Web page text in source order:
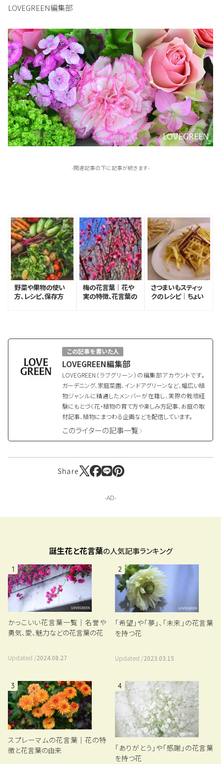
LOVEGREEN編集部
-関連記事の下に記事が続きます-
野菜や果物の使い
方、レシピ、保存方
梅の花言葉｜花や
実の特徴、花言葉の
さつまいもスティッ
クのレシピ｜ちょい
この記事を書いた人
LOVEGREEN編集部
LOVEGREEN（ラブグリーン）の編集部アカウントです。
ガーデニング、家庭菜園、インドアグリーンなど、幅広い植
物ジャンルに精通したメンバーが在籍し、実際の栽培経
験にもとづく花・植物の育て方や楽しみ方記事、お庭の取
材記事、植物にまつわる企画などを配信しています。
このライターの記事一覧
Share
誕生花と花言葉の人気記事ランキング
1
かっこいい花言葉一覧｜名誉や
勇気、愛、魅力などの花言葉の花
Updated /2024.08.27
2
「希望」や「夢」、「未来」の花言葉
を持つ花
Updated /2023.03.15
3
スプレーマムの花言葉｜花の特
徴と花言葉の由来
4
「ありがとう」や「感謝」の花言葉
を持つ花